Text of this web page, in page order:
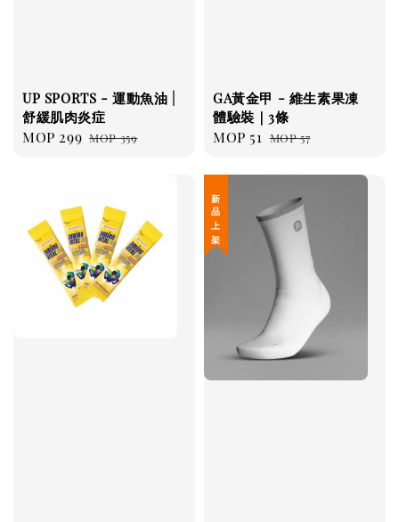
UP SPORTS - 運動魚油 |
舒緩肌肉炎症
Sale
MOP 299 Regular
MOP 359
GA黃金甲 - 維生素果凍
體驗裝｜3條
Sale
MOP 51 Regular
MOP 57
新 品 上 架